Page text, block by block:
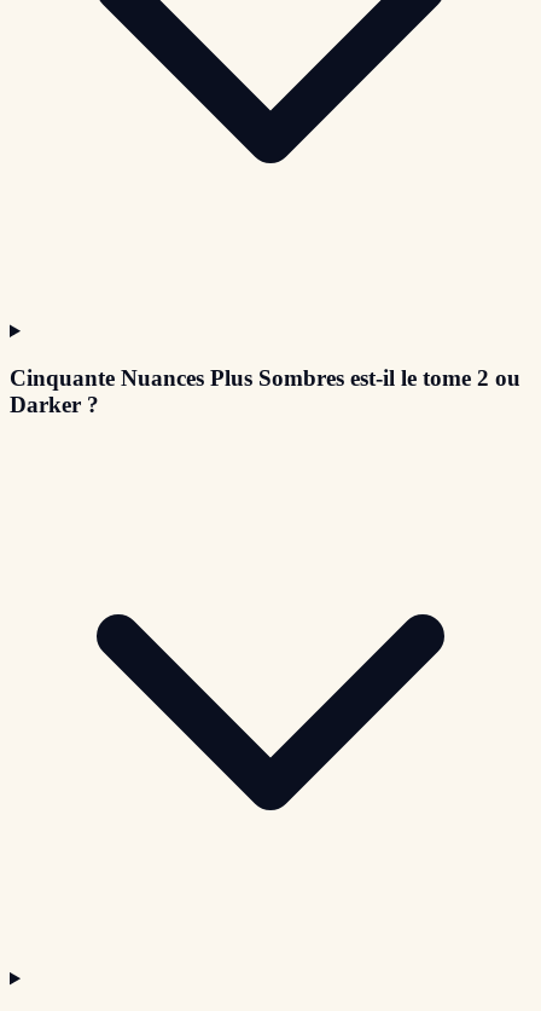
Cinquante Nuances Plus Sombres est-il le tome 2 ou
Darker ?